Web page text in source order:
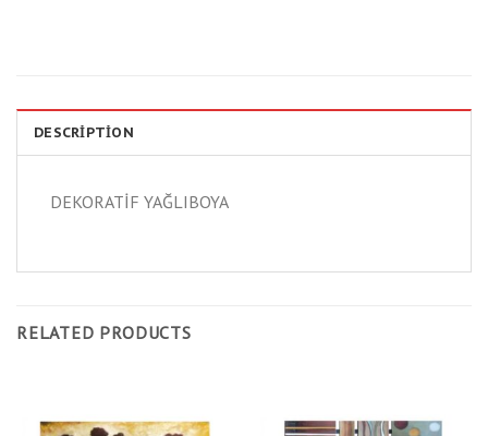
DESCRIPTION
DEKORATİF YAĞLIBOYA
RELATED PRODUCTS